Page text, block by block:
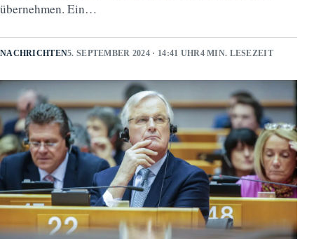
übernehmen. Ein…
NACHRICHTEN5. SEPTEMBER 2024 · 14:41 UHR4 MIN. LESEZEIT